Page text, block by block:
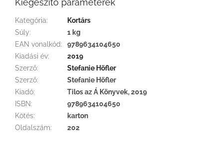
Kiegészítő paraméterek
Kategória:
Kortárs
Súly:
1 kg
EAN vonalkód:
9789634104650
Kiadási év:
2019
Szerző:
Stefanie Höfler
Szerző:
Stefanie Höfler
Kiadó:
Tilos az Á Könyvek, 2019
ISBN:
9789634104650
Kötés:
karton
Oldalszám: 202